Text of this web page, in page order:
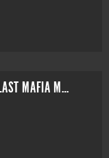
LOVE, HONOR & OBEY: THE LAST MAFIA MARRIAGE